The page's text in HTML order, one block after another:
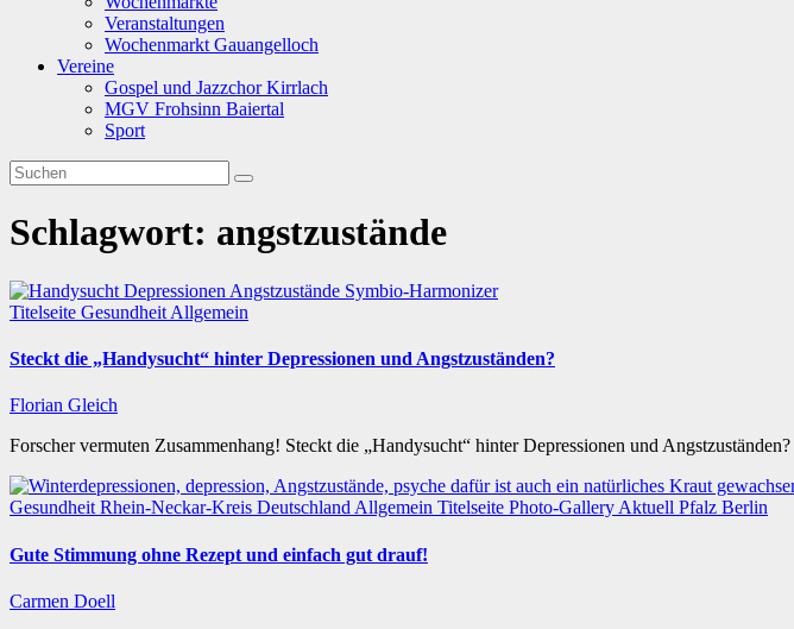
Veranstaltungen
Wochenmarkt Gauangelloch
Vereine
Gospel und Jazzchor Kirrlach
MGV Frohsinn Baiertal
Sport
Schlagwort: angstzustände
Titelseite Gesundheit Allgemein
Steckt die „Handysucht“ hinter Depressionen und Angstzuständen?
Florian Gleich
Forscher vermuten Zusammenhang! Steckt die „Handysucht“ hinter Depressionen und Angstzuständen?
GesundheitRhein-Neckar-Kreis DeutschlandAllgemein Titelseite Photo-GalleryAktuell Pfalz Berlin
Gute Stimmung ohne Rezept und einfach gut drauf!
Carmen Doell